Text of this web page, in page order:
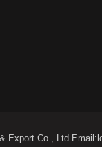
Export Co.,